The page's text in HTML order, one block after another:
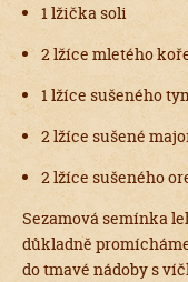
1 lžička soli
2 lžíce mletého
1 lžíce sušeného
2 lžíce sušené
2 lžíce sušeného
Sezamová semínka
důkladně
do tmavé nádoby s